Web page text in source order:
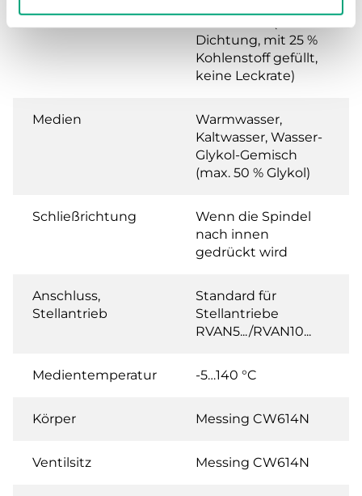
Dichtung, mit 25 %
Kohlenstoff gefüllt,
keine Leckrate)
Medien
Warmwasser,
Kaltwasser, Wasser-
Glykol-Gemisch
(max. 50 % Glykol)
Schließrichtung
Wenn die Spindel
nach innen
gedrückt wird
Anschluss,
Stellantrieb
Standard für
Stellantriebe
RVAN5.../RVAN10...
Medientemperatur -5…140 °C
Körper Messing CW614N
Ventilsitz Messing CW614N